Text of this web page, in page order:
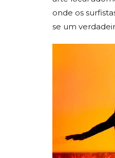
onde os
se um